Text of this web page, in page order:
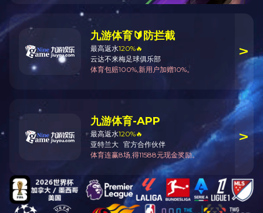
返回顶部
开云电子体育_开云（中国）官方
江苏省无锡市梁溪区飞宏路8号